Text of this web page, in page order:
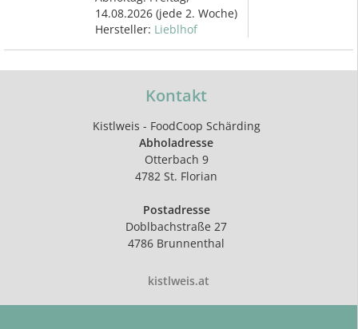
14.08.2026(jede 2. Woche)
Hersteller: Lieblhof
Kontakt
Kistlweis - FoodCoop Schärding
Abholadresse
Otterbach 9
4782 St. Florian
Postadresse
Doblbachstraße 27
4786 Brunnenthal
kistlweis.at